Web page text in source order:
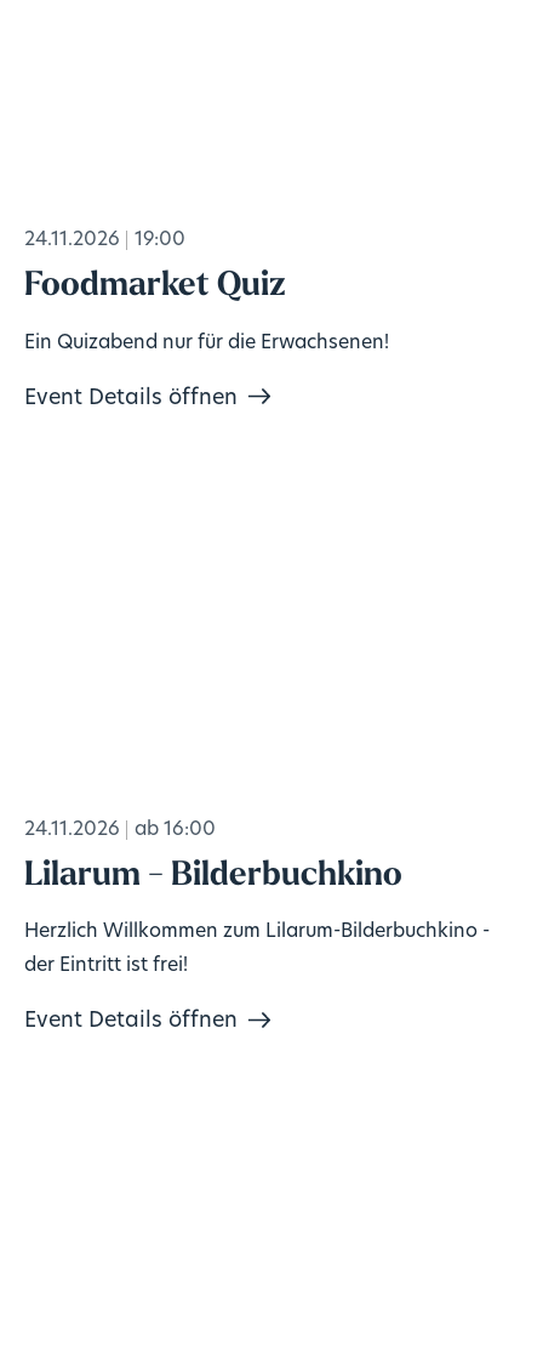
24.11.2026 19:00
Foodmarket Quiz
Ein Quizabend nur für die Erwachsenen!
Event Details öffnen
24.11.2026 ab 16:00
Lilarum - Bilderbuchkino
Herzlich Willkommen zum Lilarum-Bilderbuchkino -
der Eintritt ist frei!
Event Details öffnen